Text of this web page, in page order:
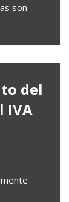
son
del
IVA